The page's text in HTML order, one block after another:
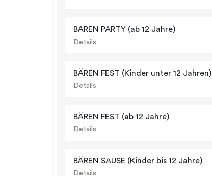
BÄREN PARTY (ab 12 Jahre)
Details
BÄREN FEST (Kinder unter 12 Jahren)
Details
BÄREN FEST (ab 12 Jahre)
Details
BÄREN SAUSE (Kinder bis 12 Jahre)
Details